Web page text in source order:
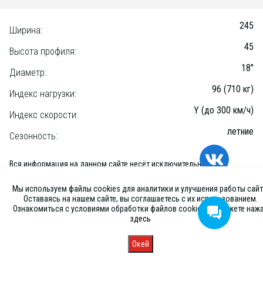
Ширина: 245
Высота профиля: 45
Диаметр: 18"
Индекс нагрузки: 96 (710 кг)
Индекс скорости: Y (до 300 км/ч)
Сезонность: летние
Вся информация на данном сайте несёт исключительно
публичной офертой, определяемой положениями Статьи 437 (2) ГК
РФ
Запись
Мы используем файлы cookies для аналитики и улучшения работы
Оставаясь на нашем сайте, вы соглашаетесь с их использованием.
Ознакомиться с условиями обработки файлов cookies вы можете
здесь
Окей